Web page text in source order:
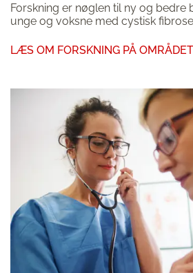
Forskning er nøglen til ny og bedre
unge og voksne med cystisk
LÆS OM FORSKNING PÅ OMRÅDET